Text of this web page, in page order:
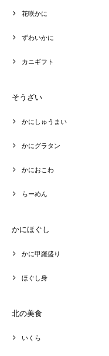
花咲かに
ずわいかに
カニギフト
そうざい
かにしゅうまい
かにグラタン
かにおこわ
らーめん
かにほぐし
かに甲羅盛り
ほぐし身
北の美食
いくら